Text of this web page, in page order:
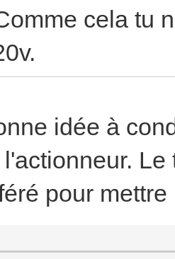
cela tu
idée à
pour